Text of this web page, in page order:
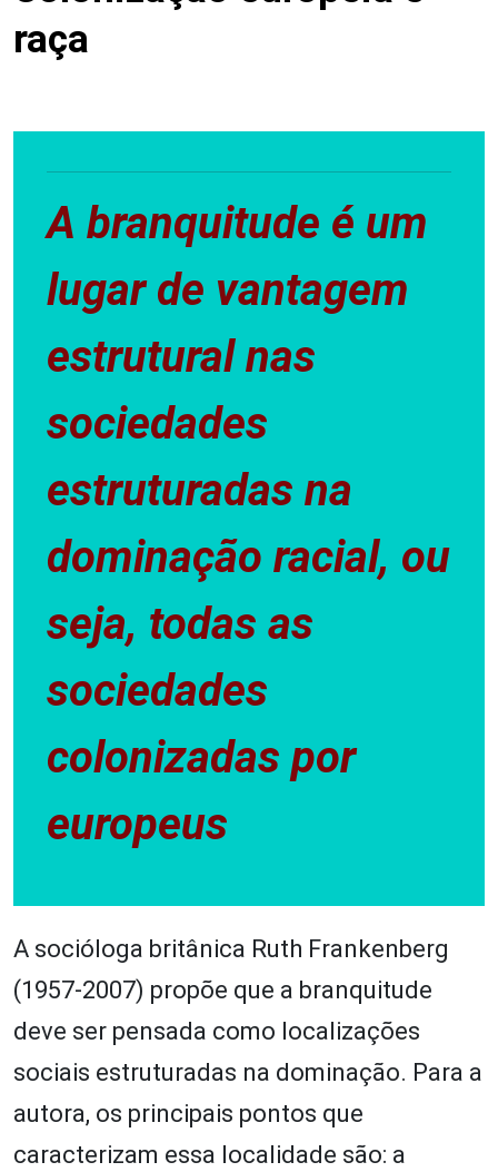
raça
A branquitude é um
lugar de vantagem
estrutural nas
sociedades
estruturadas na
dominação racial, ou
seja, todas as
sociedades
colonizadas por
europeus
A socióloga britânica Ruth Frankenberg
(1957-2007) propõe que a branquitude
deve ser pensada como localizações
sociais estruturadas na dominação. Para a
autora, os principais pontos que
caracterizam essa localidade são: a